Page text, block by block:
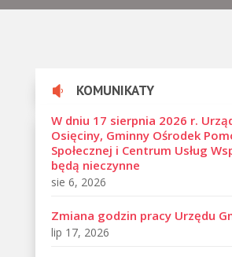
 KOMUNIKATY
W dniu 17 sierpnia 2026 r.
Osięciny, Gminny Ośrodek
Społecznej i Centrum Usług
będą nieczynne
sie 6, 2026
Zmiana godzin pracy Urzędu
lip 17, 2026